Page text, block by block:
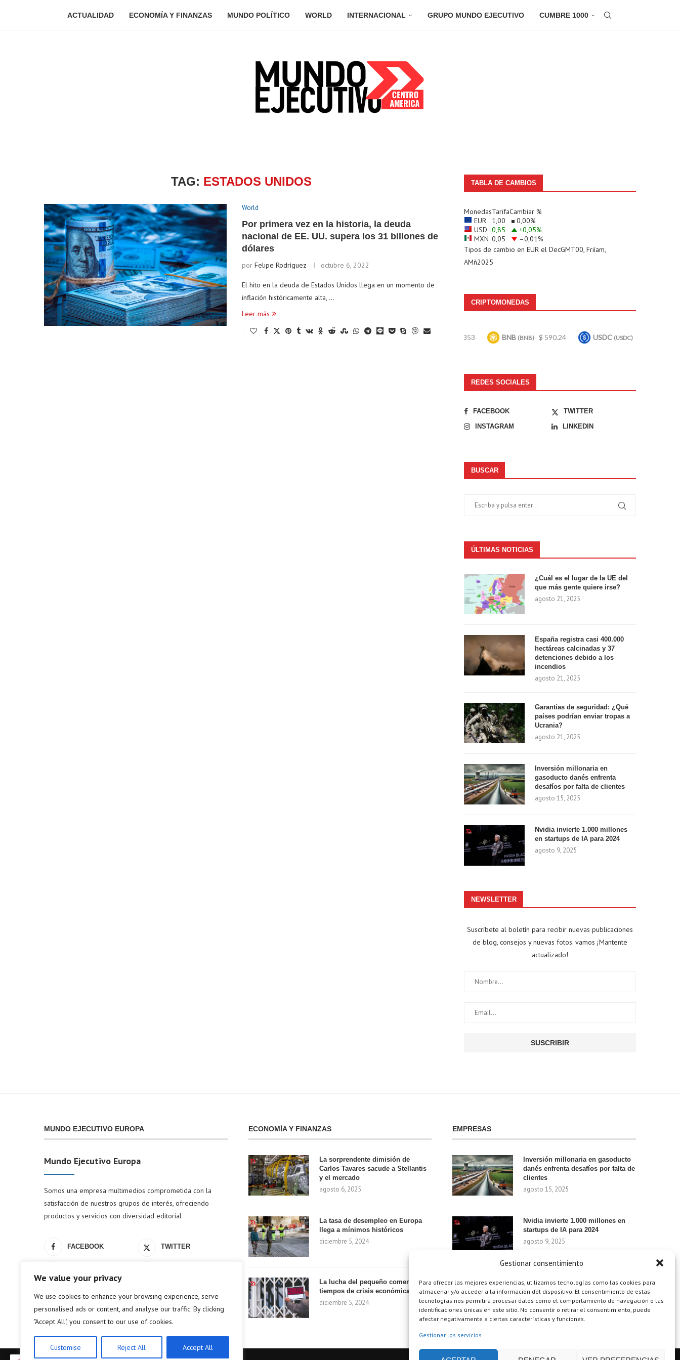
We value your privacy
We use cookies to enhance your browsing experience, serve
personalised ads or content, and analyse our traffic. By clicking
"Accept All", you consent to our use of cookies.
Customise Reject All Accept All
Gestionar consentimiento
Para ofrecer las mejores experiencias, utilizamos tecnologías como las cookies para
almacenar y/o acceder a la información del dispositivo. El consentimiento de estas
tecnologías nos permitirá procesar datos como el comportamiento de navegación o las
identificaciones únicas en este sitio. No consentir o retirar el consentimiento, puede
afectar negativamente a ciertas características y funciones.
Gestionar los servicios
ACTUALIDAD ECONOMÍA Y FINANZAS MUNDO POLÍTICO WORLD INTERNACIONAL GRUPO MUNDO EJECUTIVO CUMBRE 1000
TAG: ESTADOS UNIDOS
World
Por primera vez en la historia, la deuda
nacional de EE. UU. supera los 31 billones de
dólares
por Felipe Rodríguez octubre 6, 2022
El hito en la deuda de Estados Unidos llega en un momento de
inflación históricamente alta, …
Leer más
TABLA DE CAMBIOS
MonedasTarifaCambiar %
EUR
1,00 0,00%
USD 0,85 +0,05%
MXN 0,05 –0,01%
Tipos de cambio en EUR el DecGMT00, Friíam,
AMñ2025
CRIPTOMONEDAS
$ 1,914.46 Tether $ 0.999353 BNB (BNB) $ 590.24 USDC(USDC) $ 0.999641
REDES SOCIALES
FACEBOOK
TWITTER
INSTAGRAM
LINKEDIN
BUSCAR
ÚLTIMAS NOTICIAS
¿Cuál es el lugar de la UE del
que más gente quiere irse?
agosto 21, 2025
España registra casi 400.000
hectáreas calcinadas y 37
detenciones debido a los
incendios
agosto 21, 2025
Garantías de seguridad: ¿Qué
países podrían enviar tropas a
Ucrania?
agosto 21, 2025
Inversión millonaria en
gasoducto danés enfrenta
desafíos por falta de clientes
agosto 15, 2025
Nvidia invierte 1.000 millones
en startups de IA para 2024
agosto 9, 2025
NEWSLETTER
Suscríbete al boletín para recibir nuevas publicaciones
de blog, consejos y nuevas fotos. vamos ¡Mantente
actualizado!
MUNDO EJECUTIVO EUROPA
Mundo Ejecutivo Europa
Somos una empresa multimedios comprometida con la
satisfacción de nuestros grupos de interés, ofreciendo
productos y servicios con diversidad editorial
FACEBOOK TWITTER
ECONOMÍA Y FINANZAS
La sorprendente dimisión de
Carlos Tavares sacude a Stellantis
y el mercado
agosto 6, 2025
La tasa de desempleo en Europa
llega a mínimos históricos
diciembre 5, 2024
La lucha del pequeño comercio en
tiempos de crisis económica
diciembre 5, 2024
EMPRESAS
Inversión millonaria en gasoducto
danés enfrenta desafíos por falta de
clientes
agosto 15, 2025
Nvidia invierte 1.000 millones en
startups de IA para 2024
agosto 9, 2025
¿Cómo el Método de Tres Sillas de
Walt Disney Puede Transformar Tu
Productividad?
agosto 9, 2025